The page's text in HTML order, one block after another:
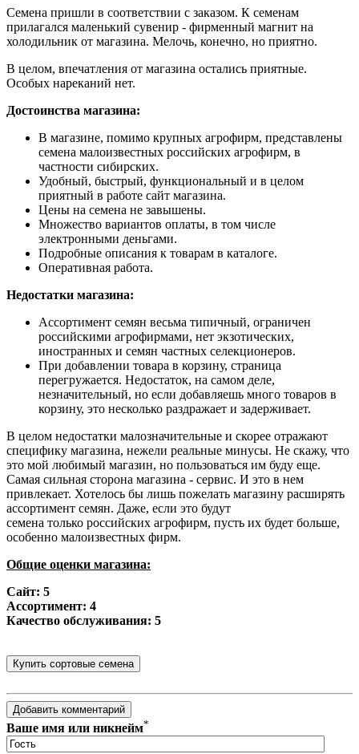
Семена пришли в соответствии с заказом. К семенам
прилагался маленький сувенир - фирменный магнит на
холодильник от магазина. Мелочь, конечно, но приятно.
В целом, впечатления от магазина остались приятные.
Особых нареканий нет.
Достоинства магазина:
В магазине, помимо крупных агрофирм, представлены
семена малоизвестных российских агрофирм, в
частности сибирских.
Удобный, быстрый, функциональный и в целом
приятный в работе сайт магазина.
Цены на семена не завышены.
Множество вариантов оплаты, в том числе
электронными деньгами.
Подробные описания к товарам в каталоге.
Оперативная работа.
Недостатки магазина:
Ассортимент семян весьма типичный, ограничен
российскими агрофирмами, нет экзотических,
иностранных и семян частных селекционеров.
При добавлении товара в корзину, страница
перегружается. Недостаток, на самом деле,
незначительный, но если добавляешь много товаров в
корзину, это несколько раздражает и задерживает.
В целом недостатки малозначительные и скорее отражают
специфику магазина, нежели реальные минусы. Не скажу, что
это мой любимый магазин, но пользоваться им буду еще.
Самая сильная сторона магазина - сервис. И это в нем
привлекает. Хотелось бы лишь пожелать магазину расширять
ассортимент семян. Даже, если это будут
семена только российских агрофирм, пусть их будет больше,
особенно малоизвестных фирм.
Общие оценки магазина:
Сайт: 5
Ассортимент: 4
Качество обслуживания: 5
Ваше имя или никнейм*